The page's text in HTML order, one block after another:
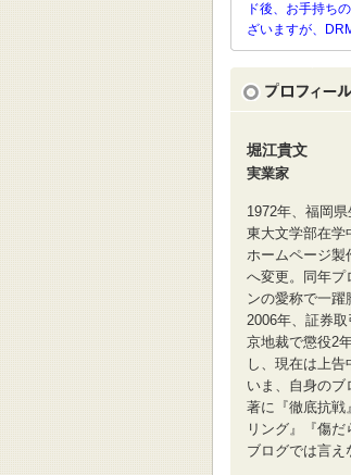
ド後、お手持ち
ざいますが、
堀江貴文
実業家
1972年、福岡県
東大文学部在学
ホームページ製
へ変更。同年プ
ンの愛称で一躍
2006年、証券
京地裁で懲役2
し、現在は上告
いま、自身のブ
著に『徹底抗戦
リング』『傷
ブログでは言え